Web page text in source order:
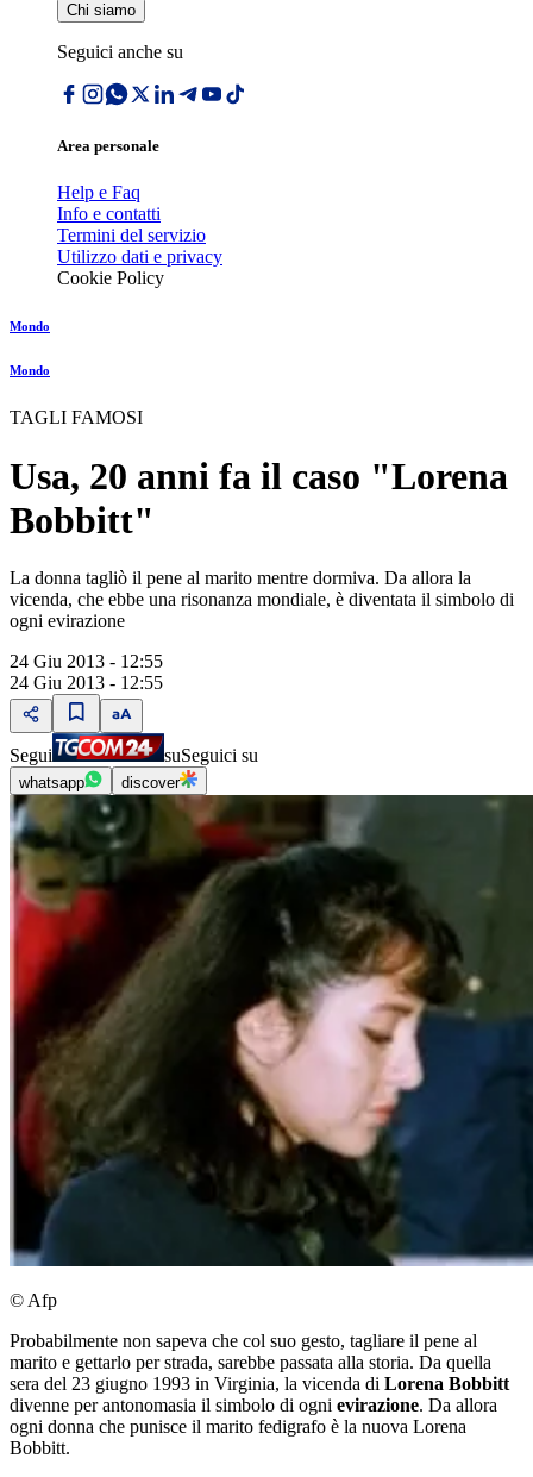
Chi siamo
Seguici anche su
Area personale
Help e Faq
Info e contatti
Termini del servizio
Utilizzo dati e privacy
Cookie Policy
Mondo
Mondo
TAGLI FAMOSI
Usa, 20 anni fa il caso "Lorena
Bobbitt"
La donna tagliò il pene al marito mentre dormiva. Da allora la
vicenda, che ebbe una risonanza mondiale, è diventata il simbolo di
ogni evirazione
24 Giu 2013 - 12:55
24 Giu 2013 - 12:55
Segui suSeguici su
whatsapp discover
© Afp
Probabilmente non sapeva che col suo gesto, tagliare il pene al
marito e gettarlo per strada, sarebbe passata alla storia. Da quella
sera del 23 giugno 1993 in Virginia, la vicenda di Lorena Bobbitt
divenne per antonomasia il simbolo di ogni evirazione. Da allora
ogni donna che punisce il marito fedigrafo è la nuova Lorena
Bobbitt.